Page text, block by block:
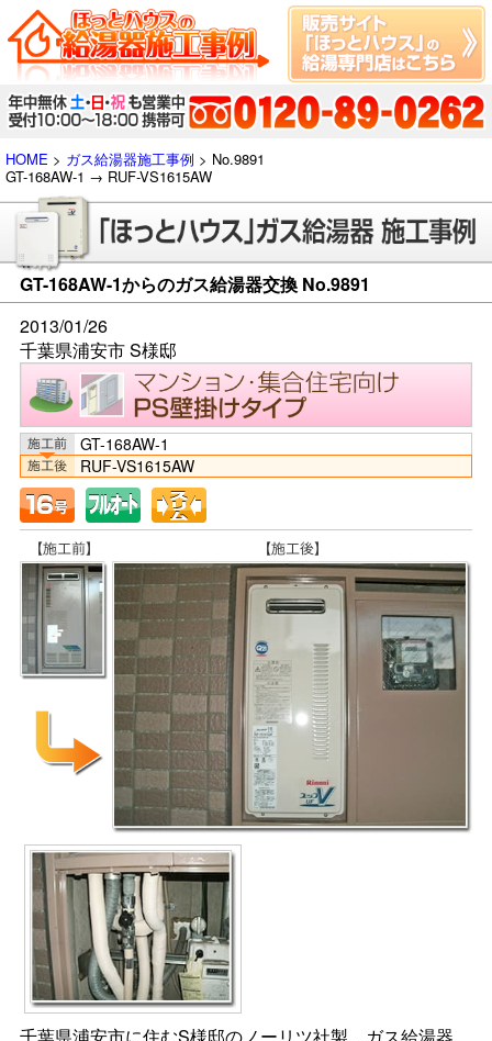
HOME > ガス給湯器施工事例 > No.9891
GT-168AW-1 → RUF-VS1615AW
GT-168AW-1からのガス給湯器交換 No.9891
2013/01/26
千葉県浦安市 S様邸
GT-168AW-1
RUF-VS1615AW